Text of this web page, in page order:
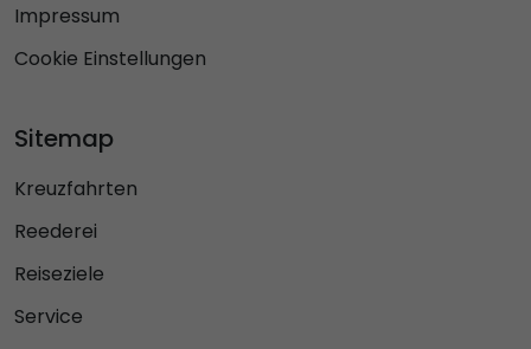
Impressum
Cookie Einstellungen
Sitemap
Kreuzfahrten
Reederei
Reiseziele
Service